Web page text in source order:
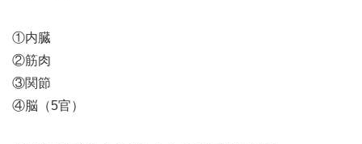
①内臓
②筋肉
③関節
④脳（5官）